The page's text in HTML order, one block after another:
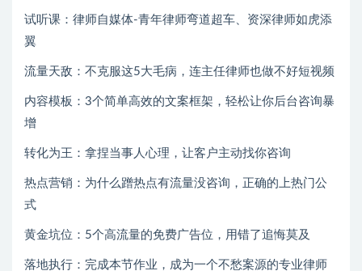
试听课：律师自媒体-青年律师弯道超车、资深律师如虎添
翼
流量天敌：不克服这5大毛病，连主任律师也做不好短视频
内容模板：3个简单高效的文案框架，轻松让你后台咨询暴
增
转化为王：拿捏当事人心理，让客户主动找你咨询
热点营销：为什么蹭热点有流量没咨询，正确的上热门公
式
黄金坑位：5个高流量的免费广告位，用错了追悔莫及
落地执行：完成本节作业，成为一个不愁案源的专业律师